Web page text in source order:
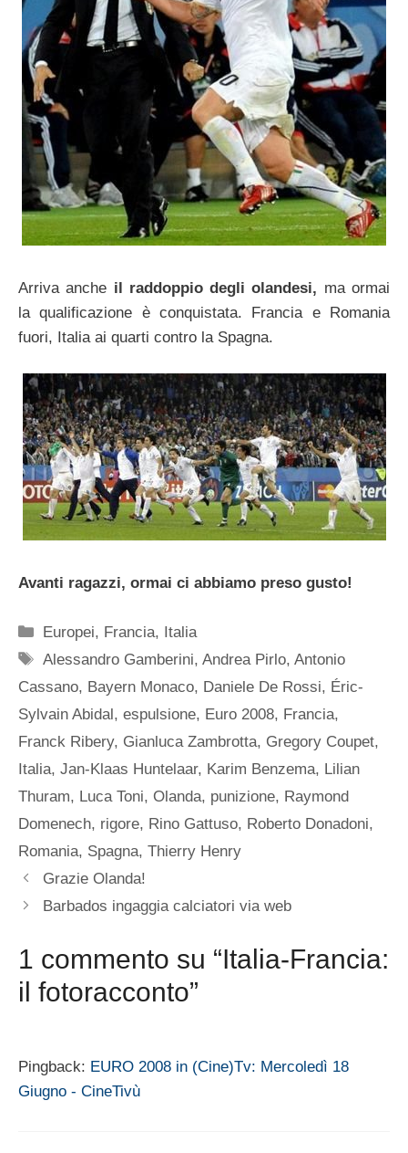
Arriva anche il raddoppio degli olandesi, ma ormai
la qualificazione è conquistata. Francia e Romania
fuori, Italia ai quarti contro la Spagna.
Avanti ragazzi, ormai ci abbiamo preso gusto!
Categorie
Europei, Francia, Italia
Tag
Alessandro Gamberini,Andrea Pirlo,Antonio
Cassano, Bayern Monaco, Daniele De Rossi, Éric-
Sylvain Abidal, espulsione, Euro 2008, Francia,
Franck Ribery, Gianluca Zambrotta, Gregory Coupet,
Italia, Jan-Klaas Huntelaar, Karim Benzema, Lilian
Thuram, Luca Toni, Olanda, punizione, Raymond
Domenech, rigore, Rino Gattuso, Roberto Donadoni,
Romania, Spagna, Thierry Henry
Grazie Olanda!
Barbados ingaggia calciatori via web
1 commento su “Italia-Francia:
il fotoracconto”
Pingback: EURO 2008 in (Cine)Tv: Mercoledì 18
Giugno - CineTivù